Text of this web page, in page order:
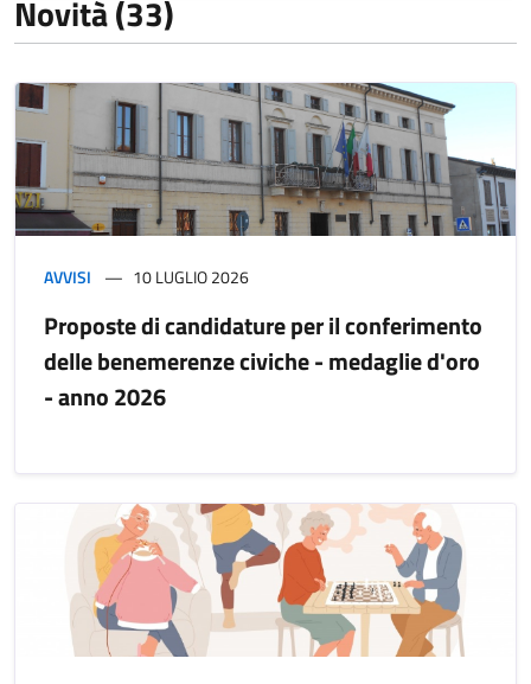
Novità (33)
AVVISI 10 LUGLIO 2026
Proposte di candidature per il conferimento
delle benemerenze civiche - medaglie d'oro
- anno 2026